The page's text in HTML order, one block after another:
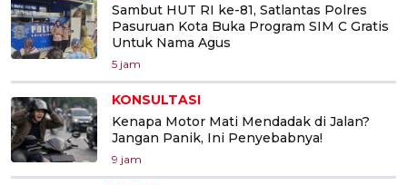
Sambut HUT RI ke-81, Satlantas Polres
Pasuruan Kota Buka Program SIM C Gratis
Untuk Nama Agus
5 jam
KONSULTASI
Kenapa Motor Mati Mendadak di Jalan?
Jangan Panik, Ini Penyebabnya!
9 jam